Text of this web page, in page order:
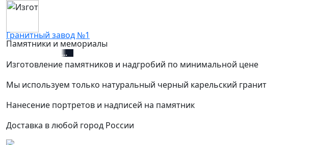
Гранитный завод №1
Памятники и мемориалы
+7 (812) 627-67-01
Изготовление памятников и надгробий по минимальной цене
Мы используем только натуральный черный карельский гранит
Нанесение портретов и надписей на памятник
Доставка в любой город России